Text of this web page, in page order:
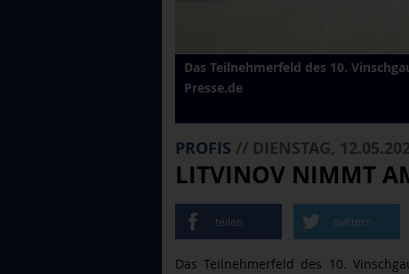
Das Teilnehmerfeld des 10.
Presse.de
PROFIS // DIENSTAG,
LITVINOV NIMMT
teilen twittern
Das Teilnehmerfeld des 10.